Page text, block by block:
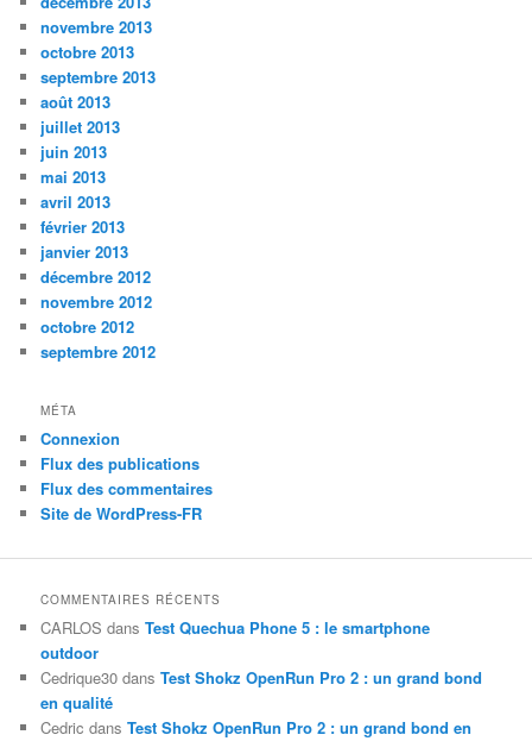
novembre 2013
octobre 2013
septembre 2013
août 2013
juillet 2013
juin 2013
mai 2013
avril 2013
février 2013
janvier 2013
décembre 2012
novembre 2012
octobre 2012
septembre 2012
MÉTA
Connexion
Flux des publications
Flux des commentaires
Site de WordPress-FR
COMMENTAIRES RÉCENTS
CARLOS dansTest Quechua Phone 5 : le smartphone
outdoor
Cedrique30 dansTest Shokz OpenRun Pro 2 : un grand bond
en qualité
Cedric dansTest Shokz OpenRun Pro 2 : un grand bond en